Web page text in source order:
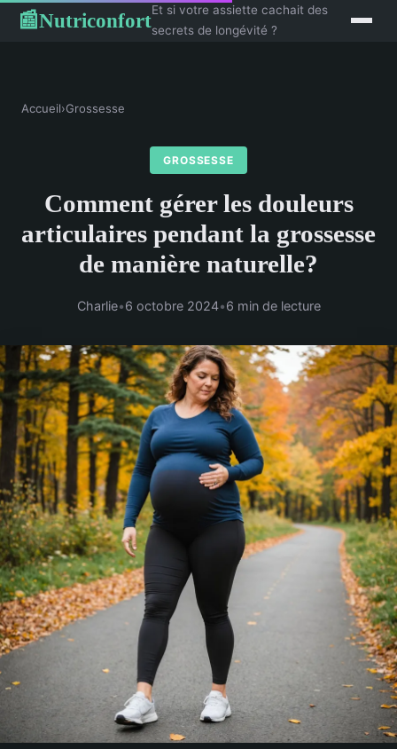
📰NutriconfortEt si votre assiette cachait des
secrets de longévité ?
Accueil›Grossesse
GROSSESSE
Comment gérer les douleurs
articulaires pendant la grossesse
de manière naturelle?
Charlie•6 octobre 2024•6 min de lecture